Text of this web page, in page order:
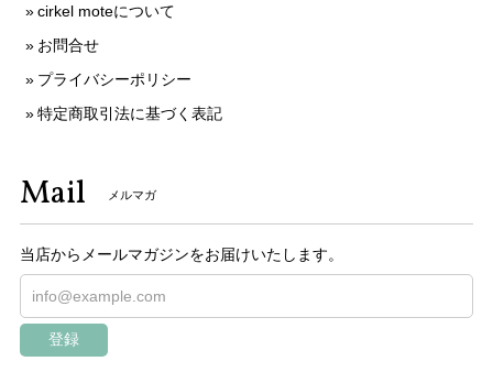
cirkel moteについて
お問合せ
プライバシーポリシー
特定商取引法に基づく表記
Mail メルマガ
当店からメールマガジンをお届けいたします。
登録